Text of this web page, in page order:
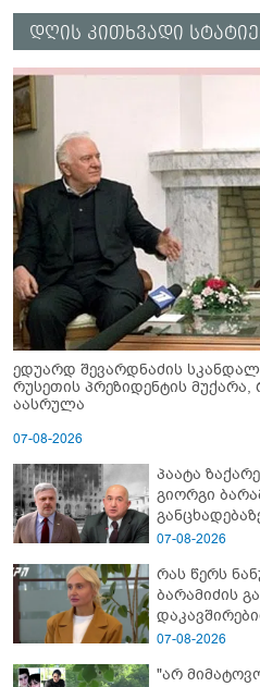
დღის კითხვადი
ედუარდ შევარდნაძის
რუსეთის პრეზიდენტის
აასრულა
07-08-2026
პაატა
გიორგი
დეტალურად
ბარამიძე კი
07-08-2026
რას წერს
ბარამიძის
07-08-2026
"არ